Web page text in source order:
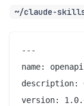
~/claude-
---
name:
description:
version: